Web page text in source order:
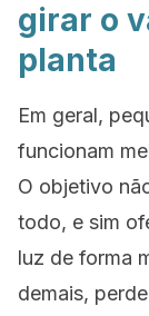
girar o
planta
Em geral,
funcionam
O objetivo
todo, e sim
luz de forma
demais,